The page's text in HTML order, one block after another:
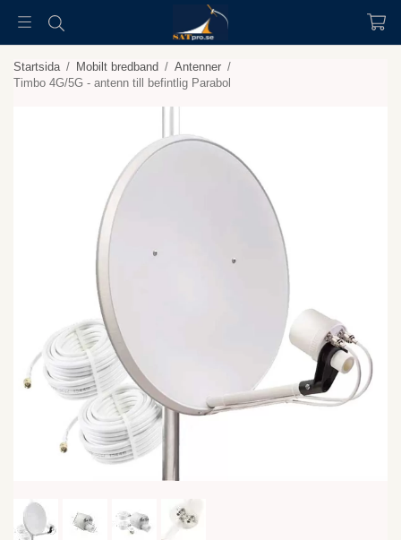
Startsida / Mobilt bredband / Antenner /
Timbo 4G/5G - antenn till befintlig Parabol